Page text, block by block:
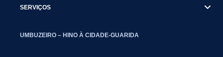
SERVIÇOS
UMBUZEIRO – HINO À CIDADE-GUARIDA